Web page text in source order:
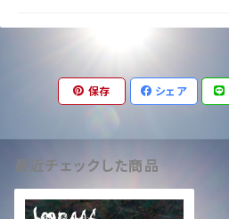
保存 シェア
最近チェックした商品